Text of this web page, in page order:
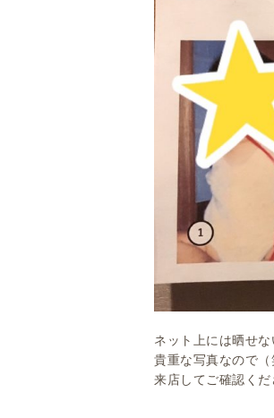
ネット上には晒せな
貴重な写真なので（
来店してご確認くだ